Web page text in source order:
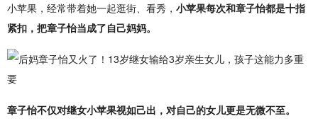
小苹果，经常带着她一起逛街、看秀， 小苹果每次和章子怡都是十指
紧扣，把章子怡当成了自己妈妈。
章子怡不仅对继女小苹果视如己出，对自己的女儿更是无微不至。